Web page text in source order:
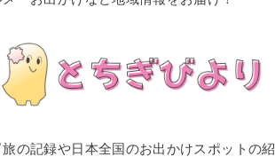
の記録や日本全国のお出かけスポットの紹